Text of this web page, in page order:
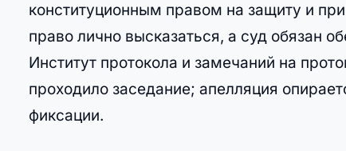
конституционным правом на защиту и
право лично высказаться, а суд обязан
Институт протокола и замечаний на
проходило заседание; апелляция
фиксации.